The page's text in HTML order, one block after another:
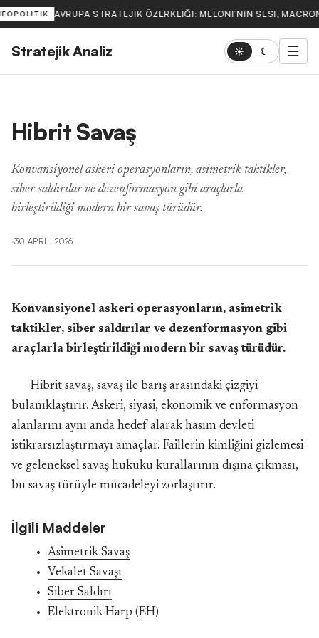
AVRUPA STRATEJIK ÖZERKLIĞI: MELONI’NIN SESI,
Stratejik Analiz ☀ ☾ ☰
Hibrit Savaş
Konvansiyonel askeri operasyonların, asimetrik taktikler,
siber saldırılar ve dezenformasyon gibi araçlarla
birleştirildiği modern bir savaş türüdür.
·30 APRIL 2026
Konvansiyonel askeri operasyonların, asimetrik
taktikler, siber saldırılar ve dezenformasyon gibi
araçlarla birleştirildiği modern bir savaş türüdür.
Hibrit savaş, savaş ile barış arasındaki çizgiyi
bulanıklaştırır. Askeri, siyasi, ekonomik ve enformasyon
alanlarını aynı anda hedef alarak hasım devleti
istikrarsızlaştırmayı amaçlar. Faillerin kimliğini gizlemesi
ve geleneksel savaş hukuku kurallarının dışına çıkması,
bu savaş türüyle mücadeleyi zorlaştırır.
İlgili Maddeler
Asimetrik Savaş
Vekalet Savaşı
Siber Saldırı
Elektronik Harp (EH)